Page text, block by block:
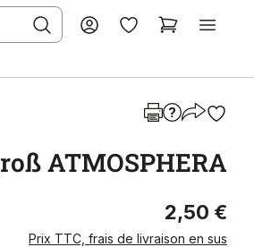
ATMOSPHERA
2,50 €
Prix TTC, frais de livraison en sus